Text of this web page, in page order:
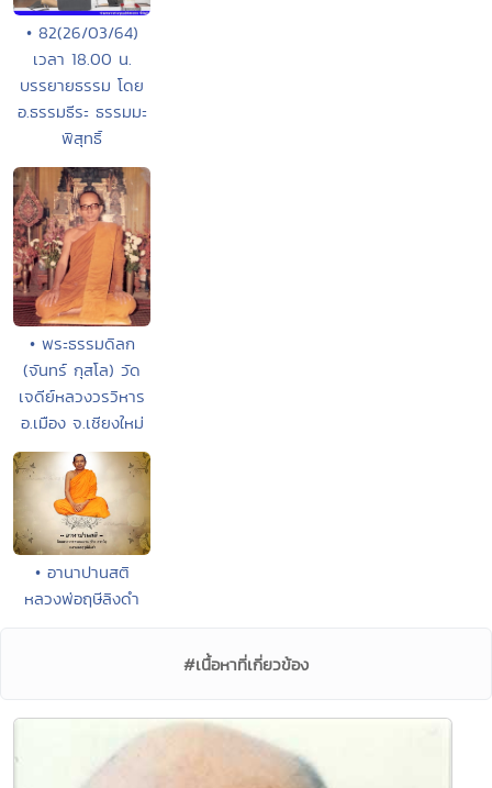
• 82(26/03/64)
เวลา 18.00 น.
บรรยายธรรม โดย
อ.ธรรมธีระ ธรรมมะ
พิสุทธิ์
• พระธรรมดิลก
(จันทร์ กุสโล) วัด
เจดีย์หลวงวรวิหาร
อ.เมือง จ.เชียงใหม่
• อานาปานสติ
หลวงพ่อฤษีลิงดำ
#เนื้อหาที่เกี่ยวข้อง